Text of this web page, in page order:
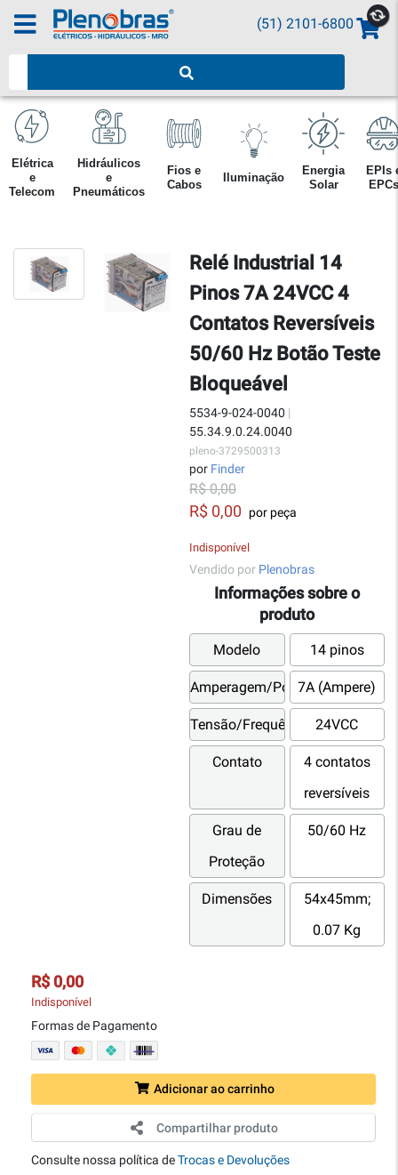
(51) 2101-6800
Elétrica
e
Telecom
Hidráulicos
e
Pneumáticos
Fios e
Cabos
Iluminação
Energia
Solar
EPIs
EPCs
Relé Industrial 14
Pinos 7A 24VCC 4
Contatos Reversíveis
50/60 Hz Botão Teste
Bloqueável
5534-9-024-0040 |
55.34.9.0.24.0040
pleno-3729500313
por Finder
R$ 0,00
R$ 0,00 por peça
Indisponível
Vendido por Plenobras
Informações sobre o
produto
Modelo 14 pinos
Amperagem/Potência7A (Ampere)
Tensão/Frequência 24VCC
Contato
4 contatos
reversíveis
Grau de
Proteção
50/60 Hz
Dimensões
54x45mm;
0.07 Kg
R$ 0,00
Indisponível
Formas de Pagamento
Adicionar ao carrinho
Compartilhar produto
Consulte nossa política deTrocas e Devoluções